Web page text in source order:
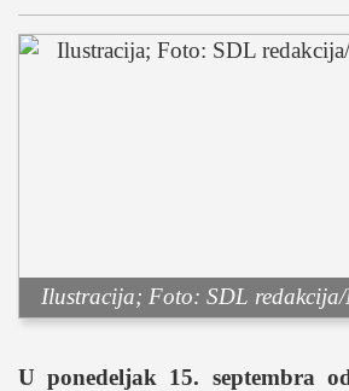
društvo
kultura
ostali sportovi
zabava
muzika
Ilustracija; Foto: SDL
U ponedeljak 15. septembra